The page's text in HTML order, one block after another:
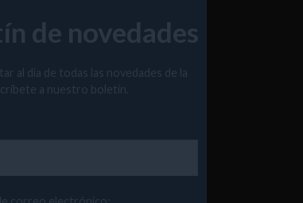
de novedades
al día de todas las novedades de la
a nuestro boletín.